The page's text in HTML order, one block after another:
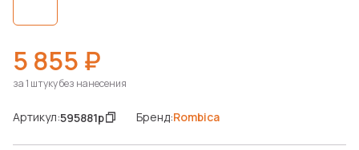
5 855 ₽
за 1 штуку без нанесения
Артикул:595881p Бренд:Rombica